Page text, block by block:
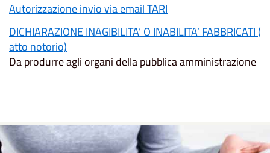
Autorizzazione invio via email TARI
DICHIARAZIONE INAGIBILITA’ O INABILITA’ FABBRICATI (
atto notorio)
Da produrre agli organi della pubblica amministrazione